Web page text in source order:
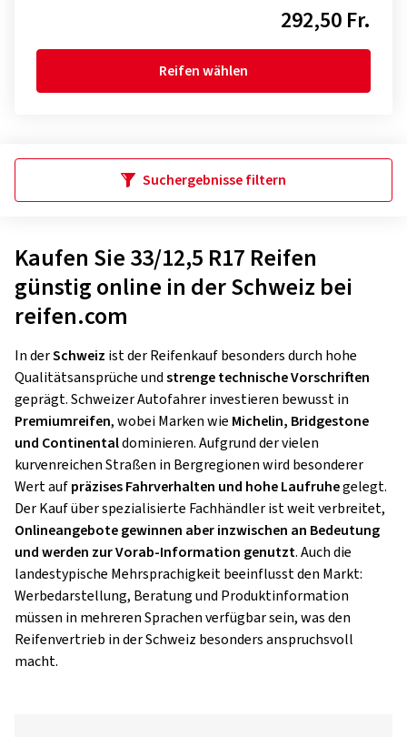
292,50 Fr.
Reifen wählen
Suchergebnisse filtern
Kaufen Sie 33/12,5 R17 Reifen
günstig online in der Schweiz bei
reifen.com
In derSchweiz ist der Reifenkauf besonders durch hohe
Qualitätsansprüche undstrenge technische Vorschriften
geprägt. Schweizer Autofahrer investieren bewusst in
Premiumreifen, wobei Marken wie Michelin, Bridgestone
und Continentaldominieren. Aufgrund der vielen
kurvenreichen Straßen in Bergregionen wird besonderer
Wert aufpräzises Fahrverhalten und hohe Laufruhegelegt.
Der Kauf über spezialisierte Fachhändler ist weit verbreitet,
Onlineangebote gewinnen aber inzwischen an Bedeutung
und werden zur Vorab-Information genutzt. Auch die
landestypische Mehrsprachigkeit beeinflusst den Markt:
Werbedarstellung, Beratung und Produktinformation
müssen in mehreren Sprachen verfügbar sein, was den
Reifenvertrieb in der Schweiz besonders anspruchsvoll
macht.